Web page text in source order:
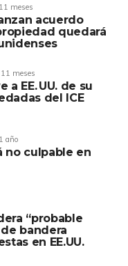
meses
acuerdo
quedará
11 meses
a EE. UU. de su
del ICE
año
no culpable en
“probable
bandera
en EE.UU.